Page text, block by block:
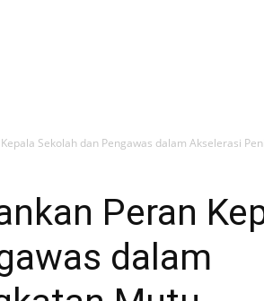
Sekolah dan Pengawas dalam Akselerasi
Peran
dalam